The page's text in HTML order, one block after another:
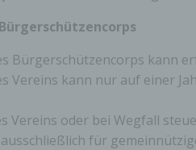
Bürgerschützencorps kann
Vereins kann nur auf einer
Vereins oder bei Wegfall
für